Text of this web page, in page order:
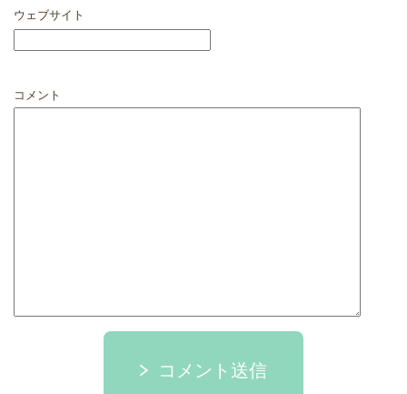
ウェブサイト
コメント
コメント送信